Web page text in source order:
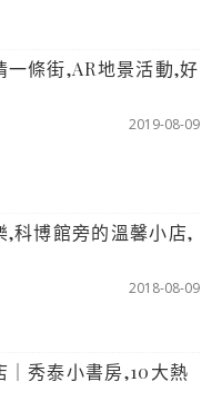
條街,AR地景活動,好
2019-08-09
,科博館旁的溫馨小店,
2018-08-09
｜秀泰小書房,10大熱